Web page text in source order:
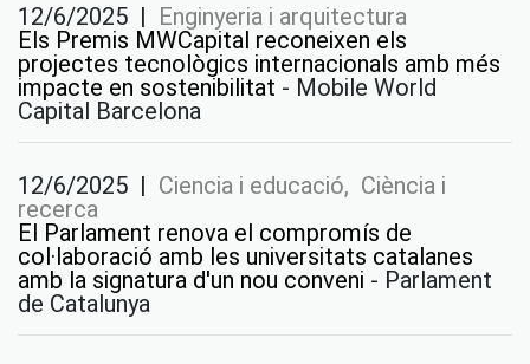
12/6/2025 | Enginyeria i arquitectura
Els Premis MWCapital reconeixen els
projectes tecnològics internacionals amb més
impacte en sostenibilitat - Mobile World
Capital Barcelona
12/6/2025 | Ciencia i educació, Ciència i
recerca
El Parlament renova el compromís de
col·laboració amb les universitats catalanes
amb la signatura d'un nou conveni - Parlament
de Catalunya